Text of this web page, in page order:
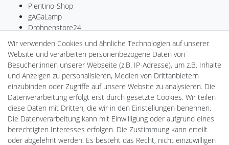
Plentino-Shop
gAGaLamp
Drohnenstore24
Batteriespeicher
PlentiSolar
Gebrauchtlicht
Wallbox24
DEYESOLAR
Lightech Connect
CardanLight Europe
FORTIMO LEDs
LED-RETROSHOP
Wir verwenden Cookies und ähnliche Technologien auf unserer
Website und verarbeiten personenbezogene Daten von
Besucher:innen unserer Webseite (z.B. IP-Adresse), um z.B. Inhalte
und Anzeigen zu personalisieren, Medien von Drittanbietern
einzubinden oder Zugriffe auf unsere Website zu analysieren. Die
Datenverarbeitung erfolgt erst durch gesetzte Cookies. Wir teilen
diese Daten mit Dritten, die wir in den Einstellungen benennen.
Die Datenverarbeitung kann mit Einwilligung oder aufgrund eines
berechtigten Interesses erfolgen. Die Zustimmung kann erteilt
oder abgelehnt werden. Es besteht das Recht, nicht einzuwilligen